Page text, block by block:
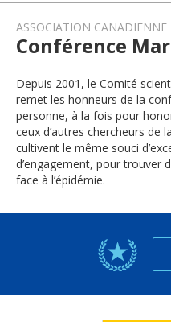
ASSOCIATION CANADIENNE
Conférence
Depuis 2001, le Comité
remet les honneurs de la
personne, à la fois pour
ceux d’autres chercheurs de
cultivent le même souci
d’engagement, pour trouver
face à l’épidémie.